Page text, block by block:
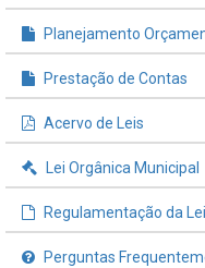
Planejamento
Prestação de Contas
Acervo de Leis
Lei Orgânica Municipal
Regulamentação da
Perguntas